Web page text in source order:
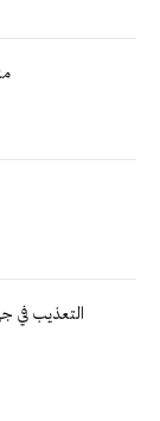
التعذيب في